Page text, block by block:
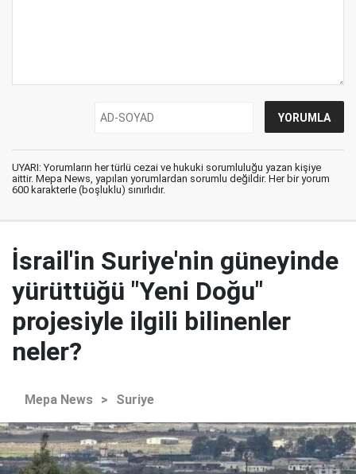
UYARI: Yorumların her türlü cezai ve hukuki sorumluluğu yazan kişiye
aittir. Mepa News, yapılan yorumlardan sorumlu değildir. Her bir yorum
600 karakterle (boşluklu) sınırlıdır.
İsrail'in Suriye'nin güneyinde
yürüttüğü "Yeni Doğu"
projesiyle ilgili bilinenler
neler?
Mepa News > Suriye